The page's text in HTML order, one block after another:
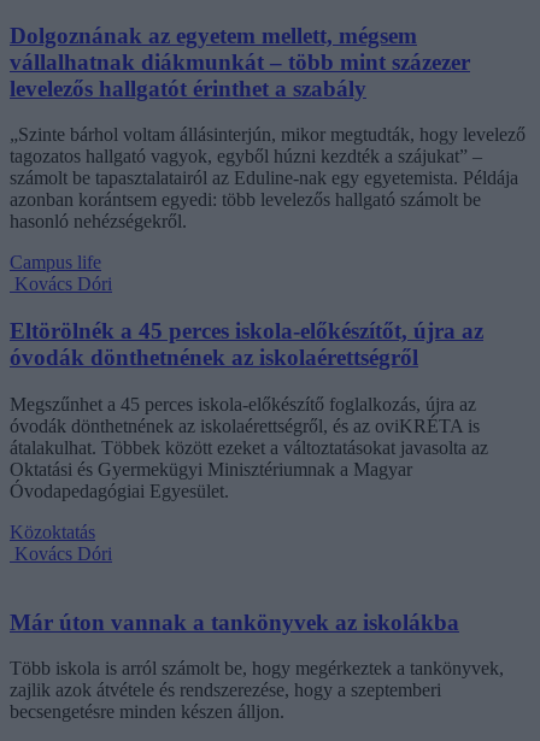
Dolgoznának az egyetem mellett, mégsem
vállalhatnak diákmunkát – több mint százezer
levelezős hallgatót érinthet a szabály
„Szinte bárhol voltam állásinterjún, mikor megtudták, hogy levelező
tagozatos hallgató vagyok, egyből húzni kezdték a szájukat” –
számolt be tapasztalatairól az Eduline-nak egy egyetemista. Példája
azonban korántsem egyedi: több levelezős hallgató számolt be
hasonló nehézségekről.
Campus life
Kovács Dóri
Eltörölnék a 45 perces iskola-előkészítőt, újra az
óvodák dönthetnének az iskolaérettségről
Megszűnhet a 45 perces iskola-előkészítő foglalkozás, újra az
óvodák dönthetnének az iskolaérettségről, és az oviKRÉTA is
átalakulhat. Többek között ezeket a változtatásokat javasolta az
Oktatási és Gyermekügyi Minisztériumnak a Magyar
Óvodapedagógiai Egyesület.
Közoktatás
Kovács Dóri
Már úton vannak a tankönyvek az iskolákba
Több iskola is arról számolt be, hogy megérkeztek a tankönyvek,
zajlik azok átvétele és rendszerezése, hogy a szeptemberi
becsengetésre minden készen álljon.